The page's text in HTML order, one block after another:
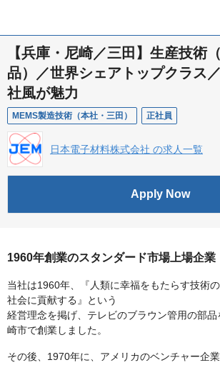
【兵庫・尼崎／三田】生産技術
品）／世界シェアトップクラス
社風が魅力
MEMS製造技術（本社・三田） 正社員
日本電子材料株式会社 の求人一覧
Apply Now
1960年創業のスタンダード市場上場企業
当社は1960年、『人類に幸福をもたらす技術
社会に貢献する』という
経営理念を掲げ、テレビのブラウン管用の部
崎市で創業しました。
その後、1970年に、アメリカのベンチャー企